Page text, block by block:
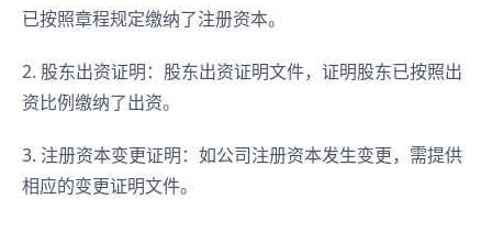
已按照章程规定缴纳了注册资本。
2. 股东出资证明：股东出资证明文件，证明股东已按照出
资比例缴纳了出资。
3. 注册资本变更证明：如公司注册资本发生变更，需提供
相应的变更证明文件。